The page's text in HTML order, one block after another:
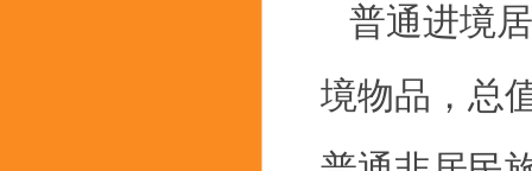
普通进境
境物品，总